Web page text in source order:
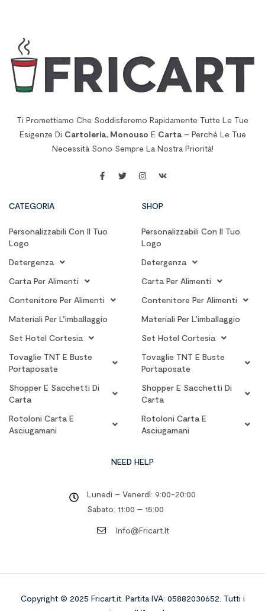
Ti Promettiamo Che Soddisferemo Rapidamente Tutte Le Tue
Esigenze Di Cartoleria, Monouso E Carta– Perché Le Tue
Necessità Sono Sempre La Nostra Priorità!
CATEGORIA
Personalizzabili Con Il Tuo
Logo
Detergenza
Carta Per Alimenti
Contenitore Per Alimenti
Materiali Per L’imballaggio
Set Hotel Cortesia
Tovaglie TNT E Buste
Portaposate
Shopper E Sacchetti Di
Carta
Rotoloni Carta E
Asciugamani
SHOP
Personalizzabili Con Il Tuo
Logo
Detergenza
Carta Per Alimenti
Contenitore Per Alimenti
Materiali Per L’imballaggio
Set Hotel Cortesia
Tovaglie TNT E Buste
Portaposate
Shopper E Sacchetti Di
Carta
Rotoloni Carta E
Asciugamani
NEED HELP
Lunedì – Venerdì: 9:00-20:00
Sabato: 11:00 – 15:00
Info@fricart.it
Copyright © 2025 Fricart.it. Partita IVA: 05882030652. Tutti i